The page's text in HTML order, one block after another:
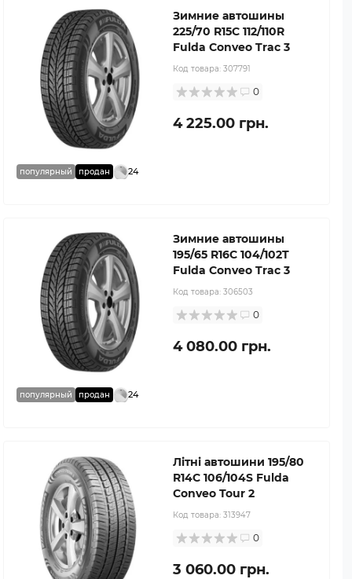
популярный продан 24
Зимние автошины
225/70 R15C 112/110R
Fulda Conveo Trac 3
Код товара: 307791
0
4 225.00 грн.
популярный продан 24
Зимние автошины
195/65 R16C 104/102T
Fulda Conveo Trac 3
Код товара: 306503
0
4 080.00 грн.
Літні автошини 195/80
R14C 106/104S Fulda
Conveo Tour 2
Код товара: 313947
0
3 060.00 грн.